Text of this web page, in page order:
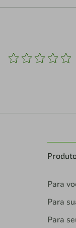
Para
Para
Para